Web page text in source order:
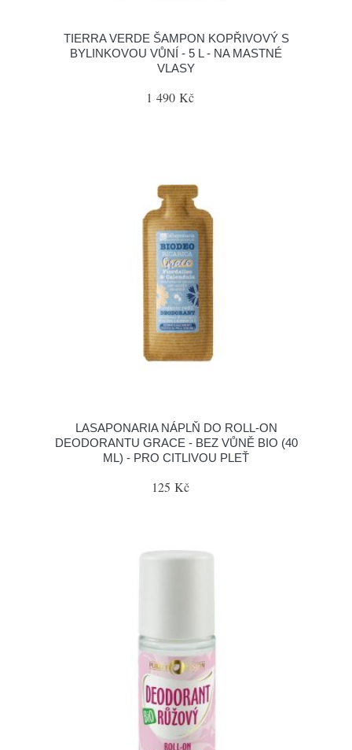
TIERRA VERDE ŠAMPON KOPŘIVOVÝ S
BYLINKOVOU VŮNÍ - 5 L - NA MASTNÉ
VLASY
1 490 Kč
LASAPONARIA NÁPLŇ DO ROLL-ON
DEODORANTU GRACE - BEZ VŮNĚ BIO (40
ML) - PRO CITLIVOU PLEŤ
125 Kč